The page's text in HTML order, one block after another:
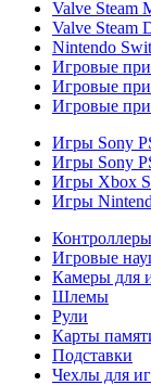
Valve Steam
Valve Steam
Nintendo
Игровые
Игровые
Игровые
Игры Sony
Игры Sony
Игры Xbox
Игры
Контроллеры
Игровые
Камеры для
Шлемы
Рули
Карты
Подставки
Чехлы для